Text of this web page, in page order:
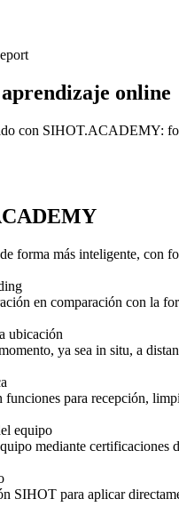
online
con SIHOT.ACADEMY:
forma más inteligente, con
en comparación con la
ubicación
ya sea in situ, a
funciones para recepción,
equipo
mediante certificaciones
SIHOT para aplicar